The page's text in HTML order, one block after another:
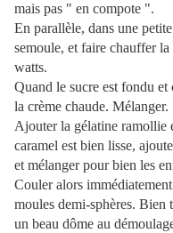
mais pas " en compote ".
En parallèle, dans une
semoule, et faire chauffer
watts.
Quand le sucre est fondu
la crème chaude. Mélanger.
Ajouter la gélatine ramollie
caramel est bien lisse,
et mélanger pour bien les
Couler alors
moules demi-sphères. Bien
un beau dôme au